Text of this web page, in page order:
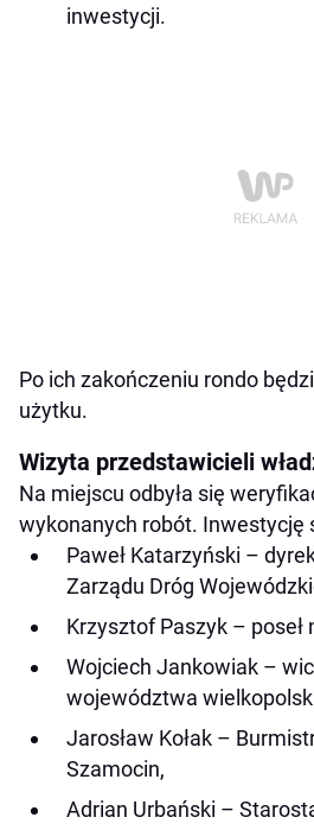
inwestycji.
Po ich zakończeniu rondo
użytku.
Wizyta przedstawicieli
Na miejscu odbyła się
wykonanych robót. Inwestycję
Paweł Katarzyński –
Zarządu Dróg
Krzysztof Paszyk – poseł
Wojciech Jankowiak –
województwa
Jarosław Kołak –
Szamocin,
Adrian Urbański –